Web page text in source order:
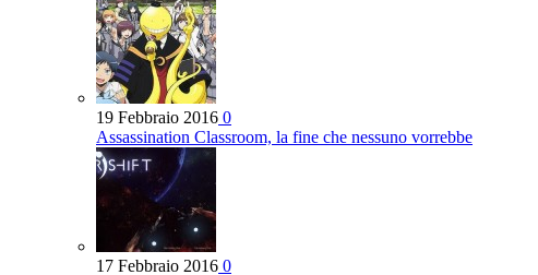
19 Febbraio 2016 0
Assassination Classroom, la fine che nessuno vorrebbe
17 Febbraio 2016 0